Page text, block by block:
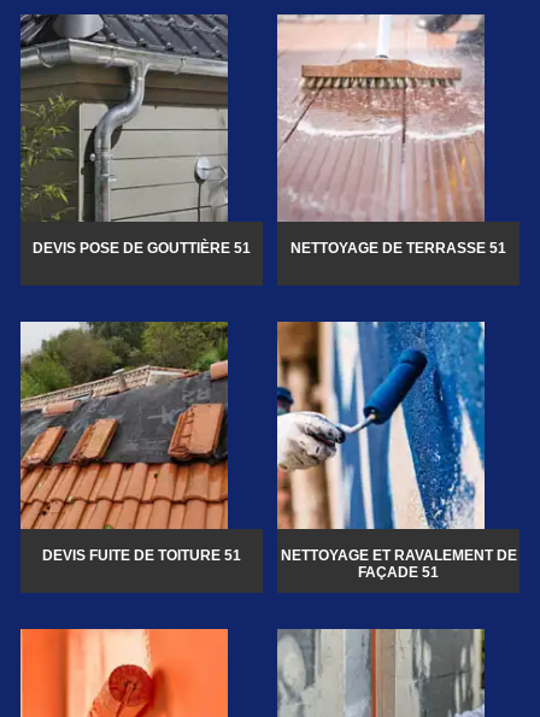
DEVIS POSE DE GOUTTIÈRE 51 NETTOYAGE DE TERRASSE 51
DEVIS FUITE DE TOITURE 51
NETTOYAGE ET RAVALEMENT DE
FAÇADE 51